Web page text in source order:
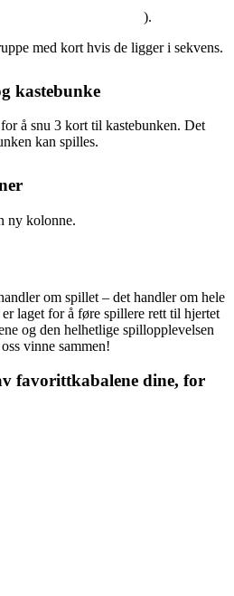
).
med kort hvis de ligger i sekvens.
kastebunke
å snu 3 kort til kastebunken. Det
kan spilles.
ny kolonne.
om spillet – det handler om hele
laget for å føre spillere rett til hjertet
og den helhetlige spillopplevelsen
vinne sammen!
favorittkabalene dine, for